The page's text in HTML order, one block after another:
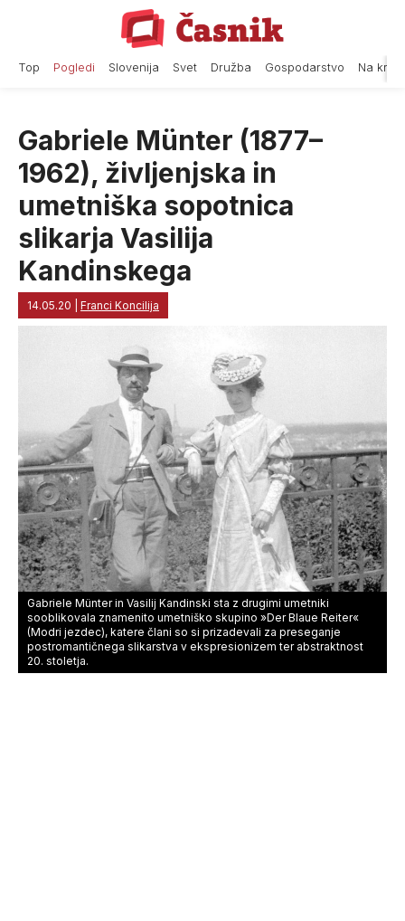
Top Pogledi Slovenija Svet Družba Gospodarstvo Na
Gabriele Münter (1877–
1962), življenjska in
umetniška sopotnica
slikarja Vasilija
Kandinskega
14.05.20 Franci Koncilija
Gabriele Münter in Vasilij Kandinski sta z drugimi umetniki
sooblikovala znamenito umetniško skupino »Der Blaue Reiter«
(Modri jezdec), katere člani so si prizadevali za preseganje
postromantičnega slikarstva v ekspresionizem ter abstraktnost
20. stoletja.